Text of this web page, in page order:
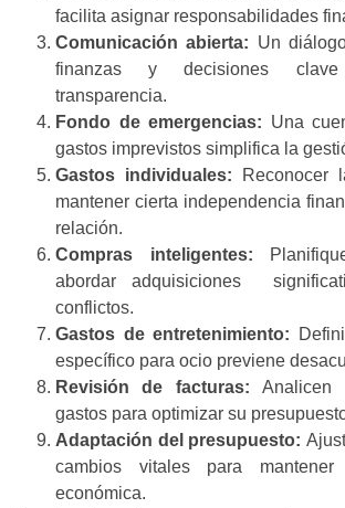
facilita asignar responsabilidades
Comunicación abierta: Un
finanzas y decisiones
transparencia.
Fondo de emergencias: Una
gastos imprevistos simplifica la
Gastos individuales:
Reconocer
mantener cierta independencia
relación.
Compras inteligentes:
abordar adquisiciones
conflictos.
Gastos de entretenimiento:
específico para ocio previene
Revisión de facturas:Analicen
gastos para optimizar su
Adaptación del presupuesto:
cambios vitales para mantener
económica.